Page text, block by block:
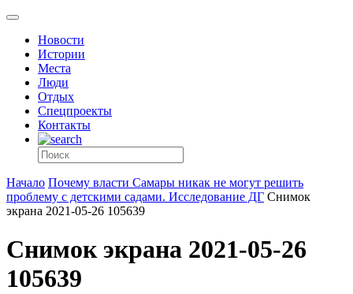
Новости
Истории
Места
Люди
Отдых
Спецпроекты
Контакты
Начало Почему власти Самары никак не могут решить
проблему с детскими садами. Исследование ДГ Снимок
экрана 2021-05-26 105639
Снимок экрана 2021-05-26
105639